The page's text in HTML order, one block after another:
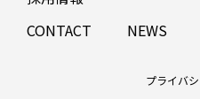
CONTACT
NEWS
プライバ